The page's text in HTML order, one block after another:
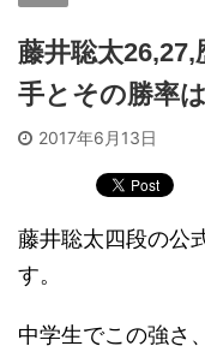
藤井聡太26,27,
手とその勝率
2017年6月13日
藤井聡太四段の公
す。
中学生でこの強さ